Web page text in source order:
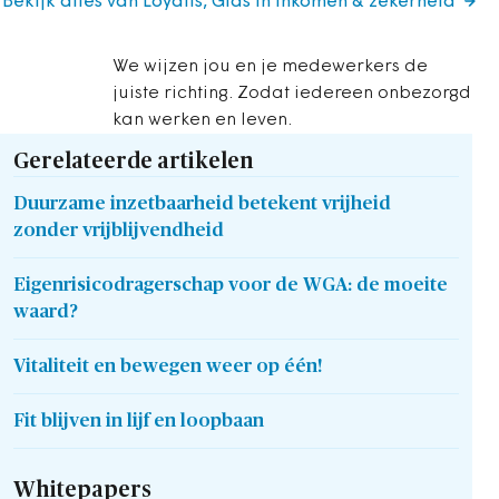
We wijzen jou en je medewerkers de
juiste richting. Zodat iedereen onbezorgd
kan werken en leven.
Gerelateerde artikelen
Duurzame inzetbaarheid betekent vrijheid
zonder vrijblijvendheid
Eigenrisicodragerschap voor de WGA: de moeite
waard?
Vitaliteit en bewegen weer op één!
Fit blijven in lijf en loopbaan
Whitepapers